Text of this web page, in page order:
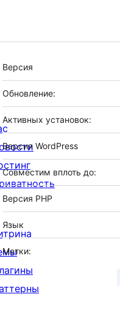
Мета
Версия
Обновление:
Активных установок:
Версия WordPress
Совместим вплоть до:
Версия PHP
Язык
Метки: